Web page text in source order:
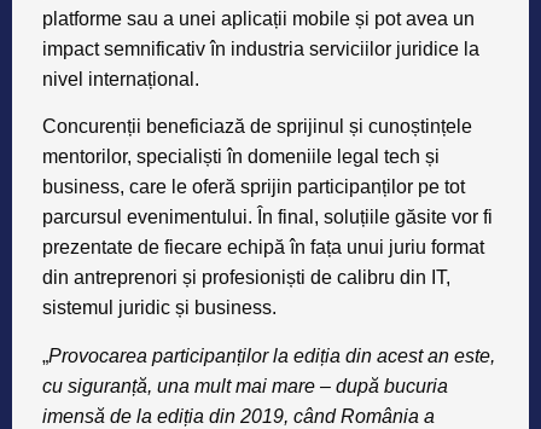
platforme sau a unei aplicații mobile și pot avea un
impact semnificativ în industria serviciilor juridice la
nivel internațional.
Concurenții beneficiază de sprijinul și cunoștințele
mentorilor, specialiști în domeniile legal tech și
business, care le oferă sprijin participanților pe tot
parcursul evenimentului. În final, soluțiile găsite vor fi
prezentate de fiecare echipă în fața unui juriu format
din antreprenori și profesioniști de calibru din IT,
sistemul juridic și business.
„Provocarea participanților la ediția din acest an este,
cu siguranță, una mult mai mare – după bucuria
imensă de la ediția din 2019, când România a